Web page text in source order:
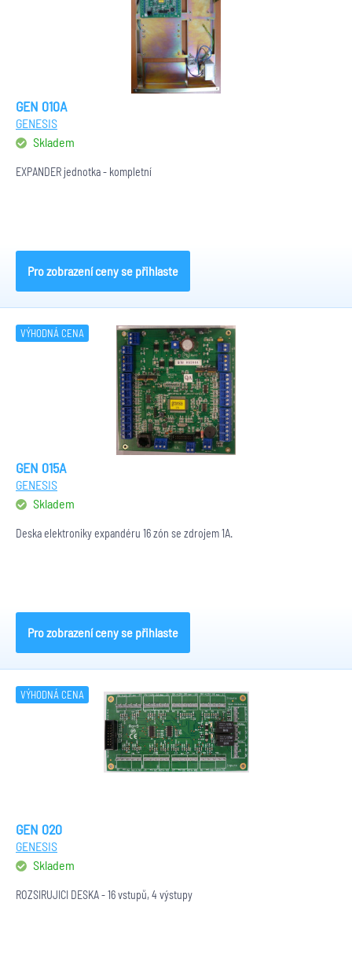
GEN 010A
GENESIS
Skladem
EXPANDER jednotka - kompletní
Pro zobrazení ceny se přihlaste
VÝHODNÁ CENA
GEN 015A
GENESIS
Skladem
Deska elektroniky expandéru 16 zón se zdrojem 1A.
Pro zobrazení ceny se přihlaste
VÝHODNÁ CENA
GEN 020
GENESIS
Skladem
ROZŠIŘUJÍCÍ DESKA - 16 vstupů, 4 výstupy